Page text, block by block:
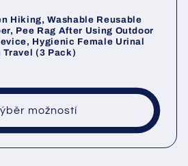
Hiking, Washable Reusable
Pee Rag After Using Outdoor
Hygienic Female Urinal
Travel (3 Pack)
možností